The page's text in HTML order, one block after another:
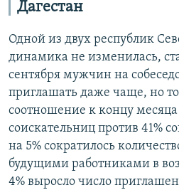
Дагестан
Одной из двух республик
динамика не изменилась,
сентября мужчин на
приглашать даже чаще, но
соотношение к концу месяца
соискательниц против 41%
на 5% сократилось
будущими работниками в
4% выросло число